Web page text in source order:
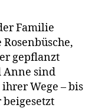
Familie
gepflanzt
sind
Wege – bis
beigesetzt